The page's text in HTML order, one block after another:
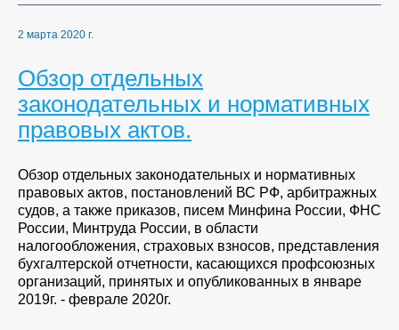
2 марта 2020 г.
Обзор отдельных
законодательных и нормативных
правовых актов.
Обзор отдельных законодательных и нормативных
правовых актов, постановлений ВС РФ, арбитражных
судов, а также приказов, писем Минфина России, ФНС
России, Минтруда России, в области
налогообложения, страховых взносов, представления
бухгалтерской отчетности, касающихся профсоюзных
организаций, принятых и опубликованных в январе
2019г. - феврале 2020г.